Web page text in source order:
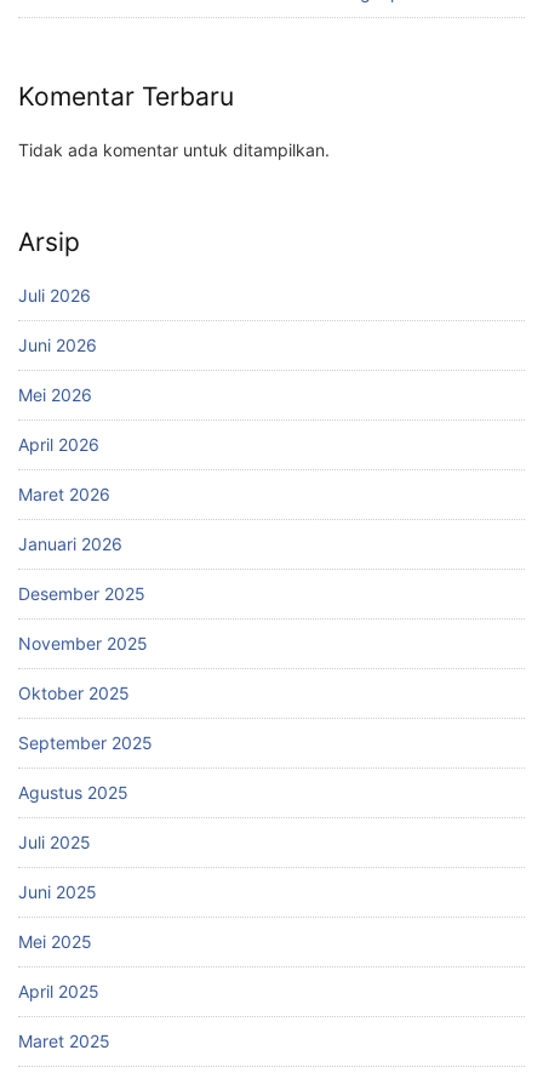
Komentar Terbaru
Tidak ada komentar untuk ditampilkan.
Arsip
Juli 2026
Juni 2026
Mei 2026
April 2026
Maret 2026
Januari 2026
Desember 2025
November 2025
Oktober 2025
September 2025
Agustus 2025
Juli 2025
Juni 2025
Mei 2025
April 2025
Maret 2025